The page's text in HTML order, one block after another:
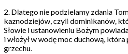
2. Dlatego nie podzielamy zdania
kaznodziejów, czyli dominikanów,
Słowie i ustanowieniu Bożym
i włożył w wodę moc duchową,
grzechu.